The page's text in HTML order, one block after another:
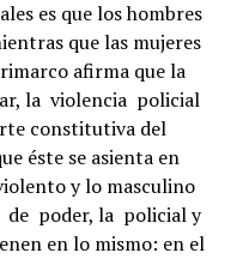
es que los hombres
que las mujeres
afirma que la
la violencia policial
constitutiva del
éste se asienta en
y lo masculino
de poder, la policial y
en lo mismo: en el